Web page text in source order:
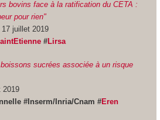
bovins face à la ratification du CETA :
pour rien"
juillet 2019
#Lirsa
sucrées associée à un risque
2019
#Inserm/Inria/Cnam #Eren